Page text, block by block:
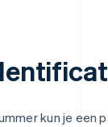
kun je een